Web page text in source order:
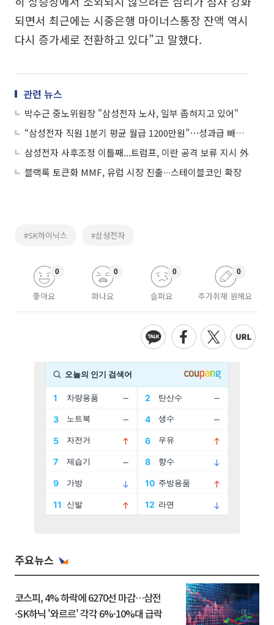
되면서 최근에는 시중은행 마이너스통장 잔액 역시
다시 증가세로 전환하고 있다”고 말했다.
관련 뉴스
박수근 중노위원장 "삼성전자 노사, 일부 좁혀지고 있어"
“삼성전자 직원 1분기 평균 월급 1200만원”⋯성과급 빼도 연봉 1.4억
삼성전자 사후조정 이틀째...트럼프, 이란 공격 보류 지시 外
블랙록 토큰화 MMF, 유럽 시장 진출∙∙∙스테이블코인 확장
#SK하이닉스 #삼성전자
좋아요
0
화나요
0
슬퍼요
0
추가취재 원해요
0
주요뉴스
코스피, 4% 하락에 6270선 마감…삼전
·SK하닉 '와르르' 각각 6%·10%대 급락